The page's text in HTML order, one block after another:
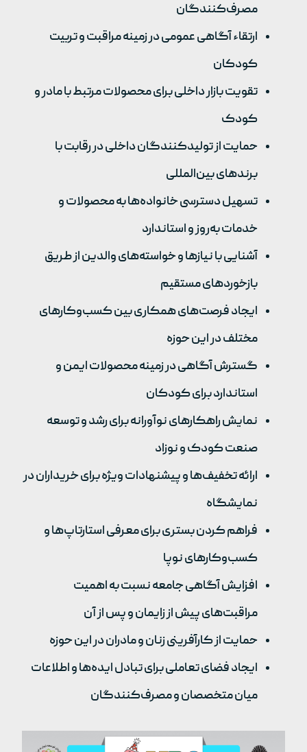
مصرف‌کنندگان
ارتقاء آگاهی عمومی در زمینه مراقبت و تربیت
کودکان
تقویت بازار داخلی برای محصولات مرتبط با مادر و
کودک
حمایت از تولیدکنندگان داخلی در رقابت با
برندهای بین‌المللی
تسهیل دسترسی خانواده‌ها به محصولات و
خدمات به‌روز و استاندارد
آشنایی با نیازها و خواسته‌های والدین از طریق
بازخوردهای مستقیم
ایجاد فرصت‌های همکاری بین کسب‌وکارهای
مختلف در این حوزه
گسترش آگاهی در زمینه محصولات ایمن و
استاندارد برای کودکان
نمایش راهکارهای نوآورانه برای رشد و توسعه
صنعت کودک و نوزاد
ارائه تخفیف‌ها و پیشنهادات ویژه برای خریداران در
نمایشگاه
فراهم کردن بستری برای معرفی استارتاپ‌ها و
کسب‌وکارهای نوپا
افزایش آگاهی جامعه نسبت به اهمیت
مراقبت‌های پیش از زایمان و پس از آن
حمایت از کارآفرینی زنان و مادران در این حوزه
ایجاد فضای تعاملی برای تبادل ایده‌ها و اطلاعات
میان متخصصان و مصرف‌کنندگان